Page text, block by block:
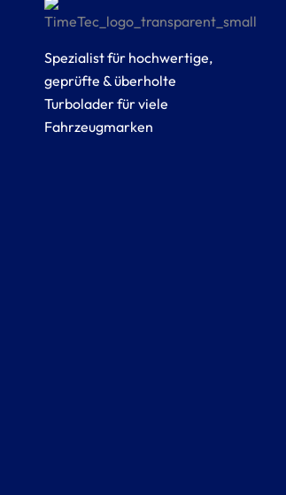
Spezialist für hochwertige,
geprüfte & überholte
Turbolader für viele
Fahrzeugmarken